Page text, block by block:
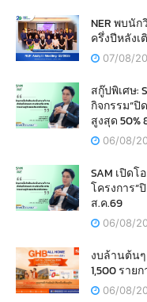
NER พบนัก
ครึ่งปีหลังเ
07/08/
สกู๊ปพิเศษ:
กิจกรรม“
สูงสุด 50%
06/08/
SAM เปิด
โครงการ“
ส.ค.69
06/08/
งบล้านต้น
1,500 ราย
06/08/